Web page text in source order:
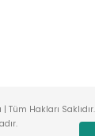
Tüm Hakları